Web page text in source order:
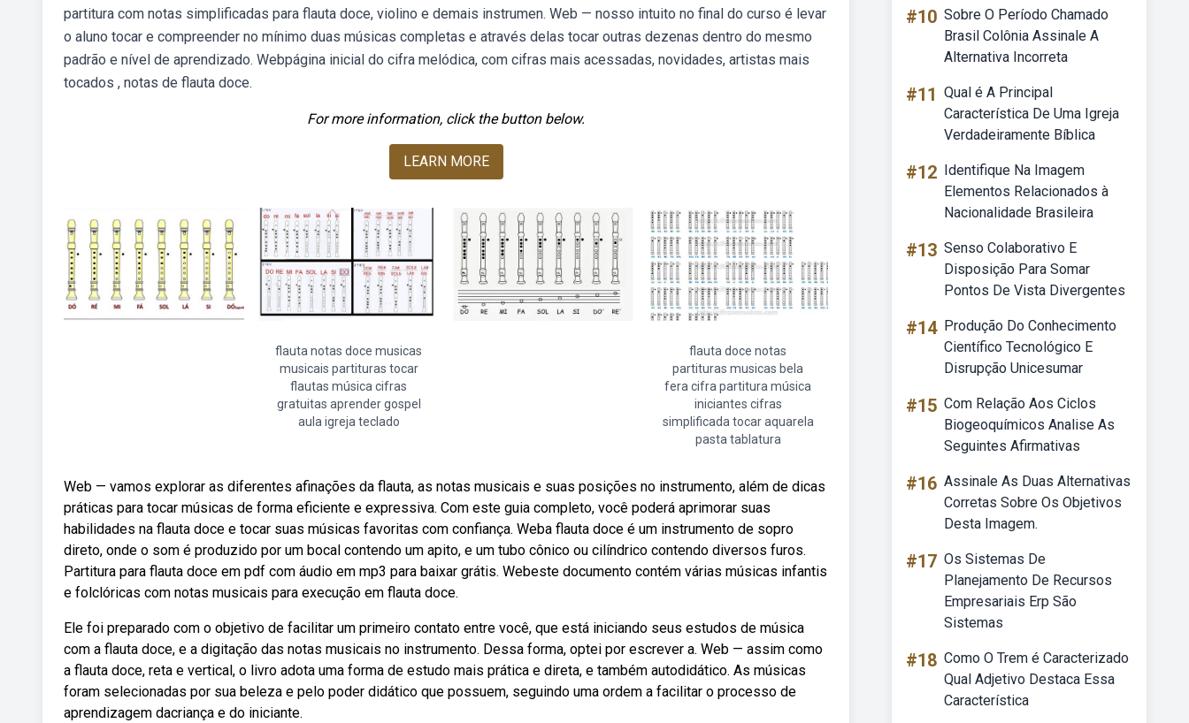
partitura com notas simplificadas para flauta doce, violino e demais instrumen. Web — nosso intuito no final do curso é levar
o aluno tocar e compreender no mínimo duas músicas completas e através delas tocar outras dezenas dentro do mesmo
padrão e nível de aprendizado. Webpágina inicial do cifra melódica, com cifras mais acessadas, novidades, artistas mais
tocados , notas de flauta doce.
For more information, click the button below.
LEARN MORE
flauta notas doce musicas
musicais partituras tocar
flautas música cifras
gratuitas aprender gospel
aula igreja teclado
flauta doce notas
partituras musicas bela
fera cifra partitura música
iniciantes cifras
simplificada tocar aquarela
pasta tablatura
Web — vamos explorar as diferentes afinações da flauta, as notas musicais e suas posições no instrumento, além de dicas
práticas para tocar músicas de forma eficiente e expressiva. Com este guia completo, você poderá aprimorar suas
habilidades na flauta doce e tocar suas músicas favoritas com confiança. Weba flauta doce é um instrumento de sopro
direto, onde o som é produzido por um bocal contendo um apito, e um tubo cônico ou cilíndrico contendo diversos furos.
Partitura para flauta doce em pdf com áudio em mp3 para baixar grátis. Webeste documento contém várias músicas infantis
e folclóricas com notas musicais para execução em flauta doce.
Ele foi preparado com o objetivo de facilitar um primeiro contato entre você, que está iniciando seus estudos de música
com a flauta doce, e a digitação das notas musicais no instrumento. Dessa forma, optei por escrever a. Web — assim como
a flauta doce, reta e vertical, o livro adota uma forma de estudo mais prática e direta, e também autodidático. As músicas
foram selecionadas por sua beleza e pelo poder didático que possuem, seguindo uma ordem a facilitar o processo de
aprendizagem dacriança e do iniciante.
#10 Sobre O Período Chamado
Brasil Colônia Assinale A
Alternativa Incorreta
#11 Qual é A Principal
Característica De Uma Igreja
Verdadeiramente Bíblica
#12 Identifique Na Imagem
Elementos Relacionados à
Nacionalidade Brasileira
#13 Senso Colaborativo E
Disposição Para Somar
Pontos De Vista Divergentes
#14 Produção Do Conhecimento
Científico Tecnológico E
Disrupção Unicesumar
#15 Com Relação Aos Ciclos
Biogeoquímicos Analise As
Seguintes Afirmativas
#16 Assinale As Duas Alternativas
Corretas Sobre Os Objetivos
Desta Imagem.
#17 Os Sistemas De
Planejamento De Recursos
Empresariais Erp São
Sistemas
#18 Como O Trem é Caracterizado
Qual Adjetivo Destaca Essa
Característica